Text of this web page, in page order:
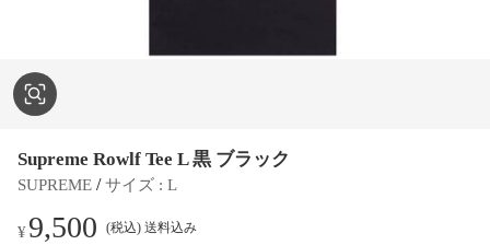
Supreme Rowlf Tee L 黒 ブラック
SUPREME / サイズ : L
¥9,500 (税込) 送料込み